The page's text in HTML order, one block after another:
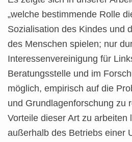
„welche bestimmende Rolle
Sozialisation des Kindes und
des Menschen spielen; nur
Interessenvereinigung für
Beratungsstelle und im
möglich, empirisch auf die
und Grundlagenforschung zu
Vorteile dieser Art zu arbeiten
außerhalb des Betriebs einer